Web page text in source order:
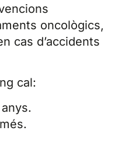
oncològics,
cas d’accidents
cal: